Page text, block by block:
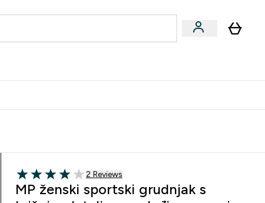
4 out of 5 stars
2 customer reviews
2 Reviews
MP ženski sportski grudnjak s